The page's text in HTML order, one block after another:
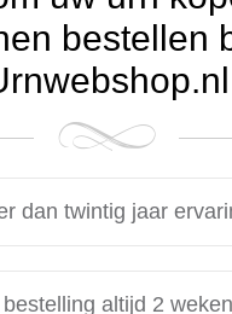
bestellen
dan twintig jaar
bestelling altijd 2